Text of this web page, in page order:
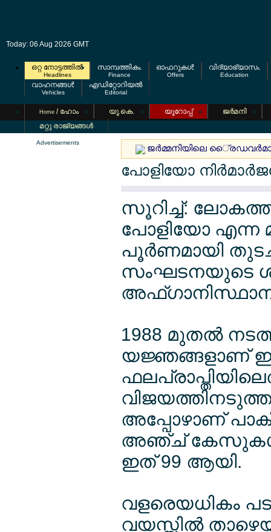
Today: 06 Aug 2026 GMT
ഒറ്റ നോട്ടത്തില്‍
Headlines
സാമ്പത്തികം
Finance
ഓഫറുകള്‍
Offers
വിദ്യാഭ്യാസം
Education
വാഹനങ്ങള്‍
Vehicles
എഡിറ്റോറിയല്‍
Editorial
Home / ഹോം യൂ.കെ. യൂറോപ്പ്
ജര്‍മനി
മറ്റു രാജ്യങ്ങള്‍
Advertisements
ജര്‍മ്മനിയിലെ
പോളിയോ
സൂറിച്ച്:
പോളിയോ
പൂര്‍ണമായി
സംഘടനയുടെ
1988 മുതല്‍
യജ്ഞങ്ങളാണ്
അപ്പോഴാണ്
അഞ്ച് കേസുകള്‍
ഇത് 99 ആയി.
വളരെയധികം
വയസ്സില്‍